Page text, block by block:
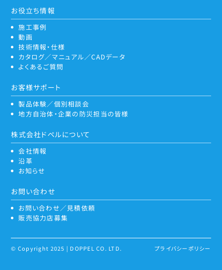
お役立ち情報
施工事例
動画
技術情報・仕様
カタログ／マニュアル／CADデータ
よくあるご質問
お客様サポート
製品体験／個別相談会
地方自治体・企業の防災担当の皆様
株式会社ドペルについて
会社情報
沿革
お知らせ
お問い合わせ
お問い合わせ／見積依頼
販売協力店募集
© Copyright 2025 | DOPPEL CO. LTD. プライバシーポリシー